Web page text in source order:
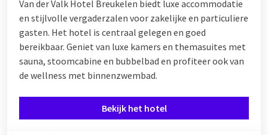
Van der Valk Hotel Breukelen biedt luxe accommodatie
en stijlvolle vergaderzalen voor zakelijke en particuliere
gasten. Het hotel is centraal gelegen en goed
bereikbaar. Geniet van luxe kamers en themasuites met
sauna, stoomcabine en bubbelbad en profiteer ook van
de wellness met binnenzwembad.
Bekijk het hotel